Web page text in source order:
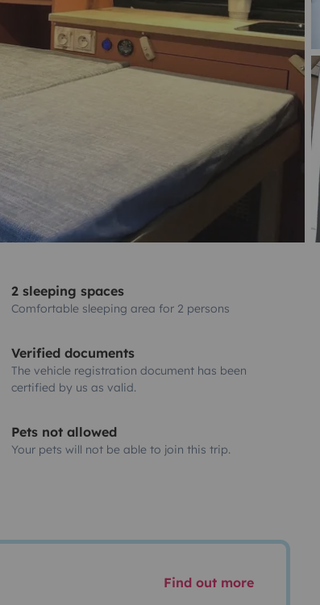
2 sleeping spaces
Comfortable sleeping area for 2 persons
Verified documents
The vehicle registration document has been
certified by us as valid.
Pets not allowed
Your pets will not be able to join this trip.
Find out more